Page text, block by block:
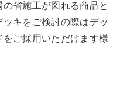
省施工が図れる商品と
キをご検討の際はデッ
ご採用いただけます様